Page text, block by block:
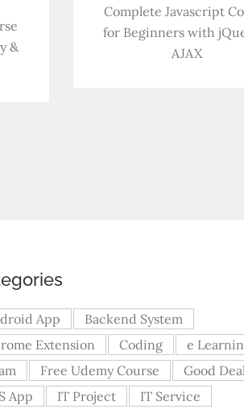
&
Complete Javascript
for Beginners with
AJAX
App
Backend System
Extension
Coding
e
Free Udemy Course
Good
App
IT Project IT Service